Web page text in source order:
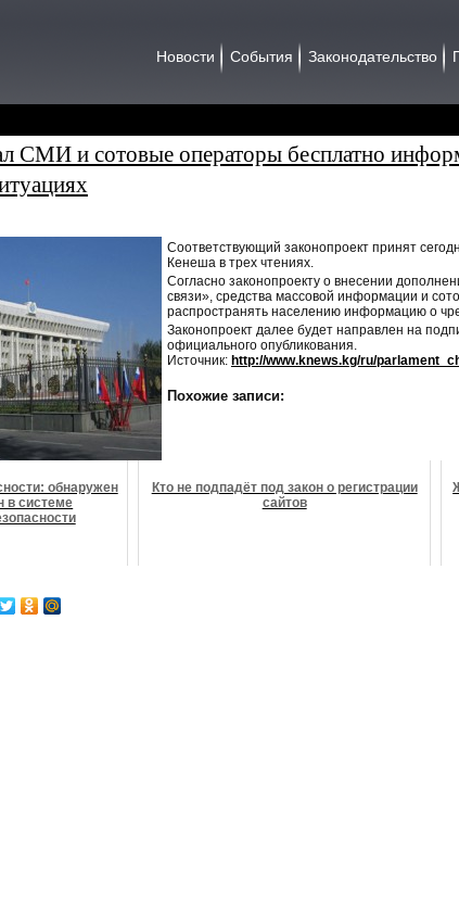
Новости События Законодательство
СМИ и сотовые операторы бесплатно
Соответствующий законопроект принят
Кенеша в трех чтениях.
Согласно законопроекту о внесении
связи», средства массовой информации и
распространять населению информацию о
Законопроект далее будет направлен на
официального опубликования.
Источник: http://www.knews.kg/ru/
Похожие записи:
обнаружен
в системе
Кто не подпадёт под закон о регистрации
сайтов